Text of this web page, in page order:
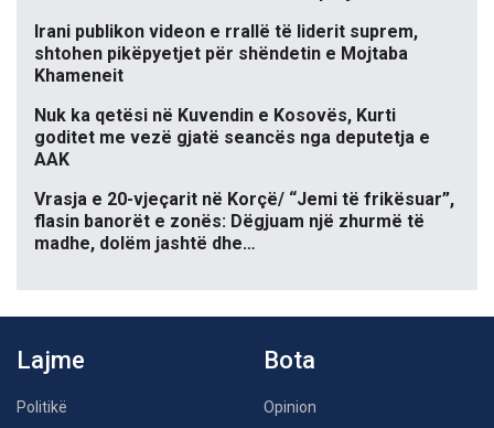
Irani publikon videon e rrallë të liderit suprem,
shtohen pikëpyetjet për shëndetin e Mojtaba
Khameneit
Nuk ka qetësi në Kuvendin e Kosovës, Kurti
goditet me vezë gjatë seancës nga deputetja e
AAK
Vrasja e 20-vjeçarit në Korçë/ “Jemi të frikësuar”,
flasin banorët e zonës: Dëgjuam një zhurmë të
madhe, dolëm jashtë dhe…
Lajme
Politikë
Bota
Opinion